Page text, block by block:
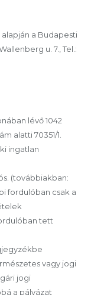
a Budapesti
u. 7., Tel.:
lévő 1042
alatti 70351/1.
ingatlan
(továbbiakban:
fordulóban csak a
tett
vagy jogi
jogi
a pályázat